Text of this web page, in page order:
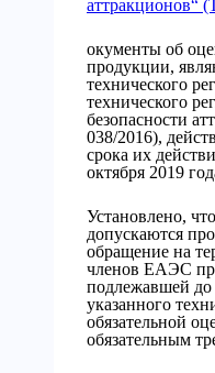
аттракционов“
окументы об
продукции,
технического
технического
безопасности
038/2016),
срока их
октября 2019
Установлено,
допускаются
обращение на
членов ЕАЭС
подлежавшей до
указанного
обязательной
обязательным